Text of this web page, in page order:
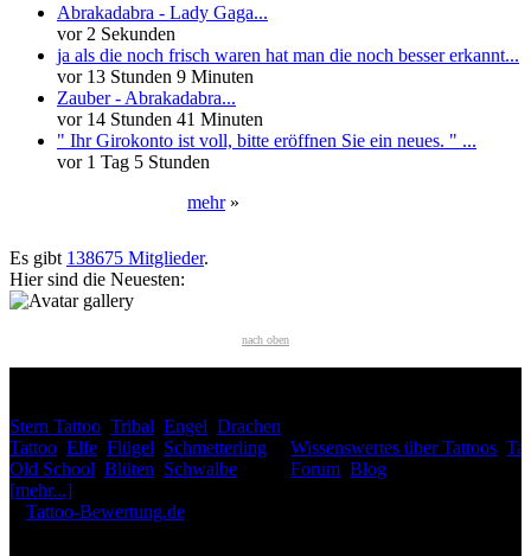
Abrakadabra - Lady Gaga...
vor 2 Sekunden
ja als die noch frisch waren hat man die noch besser erkannt...
vor 13 Stunden 9 Minuten
Zauber - Abrakadabra...
vor 14 Stunden 41 Minuten
" Ihr Girokonto ist voll, bitte eröffnen Sie ein neues. " ...
vor 1 Tag 5 Stunden
mehr»
Es gibt 138675 Mitglieder.
Hier sind die Neuesten:
nach oben
Stern Tattoo Tribal Engel Drachen
Tattoo Elfe Flügel Schmetterling
Old School Blüten Schwalbe
[mehr...]
Wissenswertes über Tattoos
Forum Blog
Tattoo-Bewertung.de